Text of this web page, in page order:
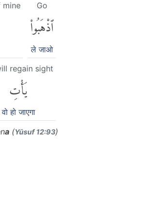
Go
ٱذْهَبُوا۟
ले जाओ
regain sight
يَأْتِ
वो हो जाएगा
a (Yūsuf 12:93)